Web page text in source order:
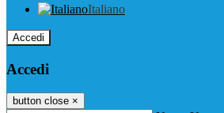
Italiano
Accedi
Accedi
button close ×